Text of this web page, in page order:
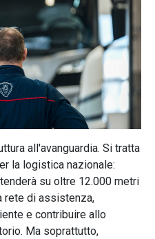
all'avanguardia. Si tratta
la logistica nazionale:
su oltre 12.000 metri
rete di assistenza,
e contribuire allo
Ma soprattutto,